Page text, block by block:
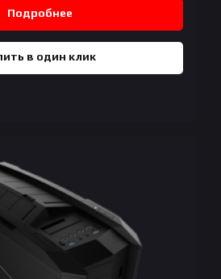
Подробнее
в один клик